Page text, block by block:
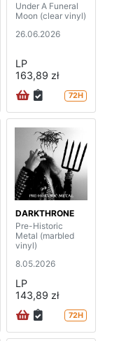
Under A Funeral
Moon (clear vinyl)
26.06.2026
LP
163,89 zł
72H
DARKTHRONE
Pre-Historic
Metal (marbled
vinyl)
8.05.2026
LP
143,89 zł
72H